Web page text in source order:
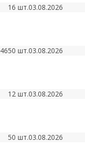
16 шт.03.08.2026
4650 шт.03.08.2026
12 шт.03.08.2026
50 шт.03.08.2026